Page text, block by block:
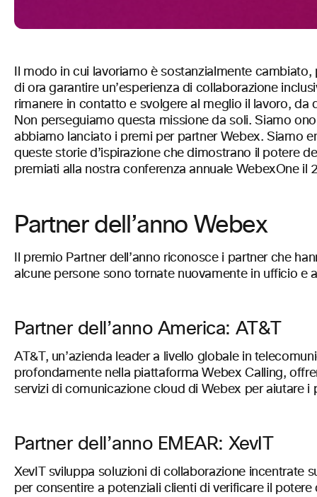
Il modo in cui lavoriamo è sostanzialmente
di ora garantire un’esperienza di collaborazione
rimanere in contatto e svolgere al meglio il lavoro,
Non perseguiamo questa missione da soli. Siamo
abbiamo lanciato i premi per partner Webex. Siamo
queste storie d’ispirazione che dimostrano il potere
premiati alla nostra conferenza annuale WebexOne il
Partner dell’anno Webex
Il premio Partner dell’anno riconosce i partner che
alcune persone sono tornate nuovamente in ufficio
Partner dell’anno America: AT&T
AT&T, un’azienda leader a livello globale in
profondamente nella piattaforma Webex Calling,
servizi di comunicazione cloud di Webex per aiutare
Partner dell’anno EMEAR: XevIT
XevIT sviluppa soluzioni di collaborazione incentrate
per consentire a potenziali clienti di verificare il